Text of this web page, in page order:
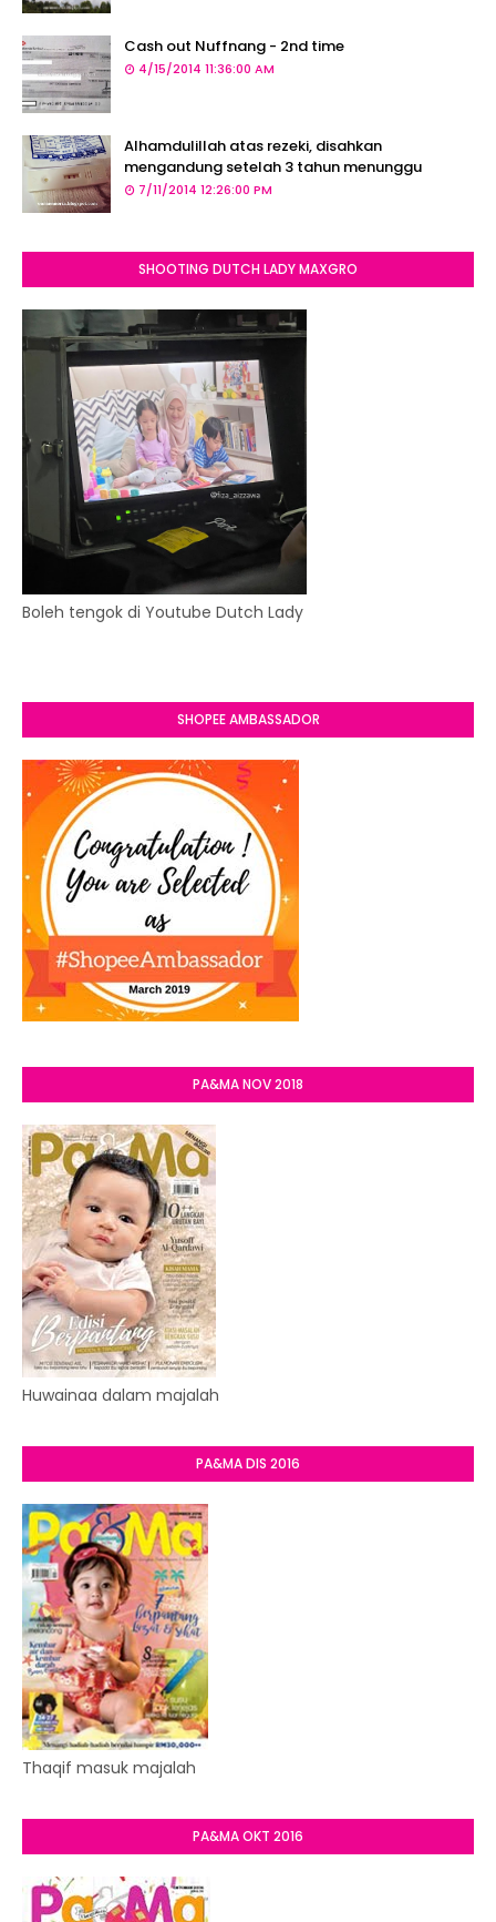
Cash out Nuffnang - 2nd time
4/15/2014 11:36:00 AM
Alhamdulillah atas rezeki, disahkan
mengandung setelah 3 tahun menunggu
7/11/2014 12:26:00 PM
SHOOTING DUTCH LADY MAXGRO
Boleh tengok di Youtube Dutch Lady
SHOPEE AMBASSADOR
PA&MA NOV 2018
Huwainaa dalam majalah
PA&MA DIS 2016
Thaqif masuk majalah
PA&MA OKT 2016